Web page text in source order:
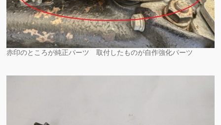
赤印のところが純正パーツ 取付したものが自作強化パーツ